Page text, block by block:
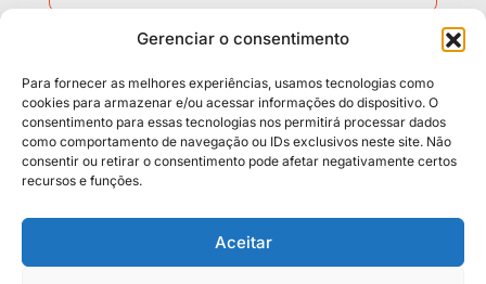
Gerenciar o consentimento
Para fornecer as melhores experiências, usamos tecnologias como
cookies para armazenar e/ou acessar informações do dispositivo. O
consentimento para essas tecnologias nos permitirá processar dados
como comportamento de navegação ou IDs exclusivos neste site. Não
consentir ou retirar o consentimento pode afetar negativamente certos
recursos e funções.
Aceitar
Solicitar contato
Políticas Cookies Termos